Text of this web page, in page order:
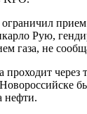
прием
Рую,
газа, не
проходит
нефти.